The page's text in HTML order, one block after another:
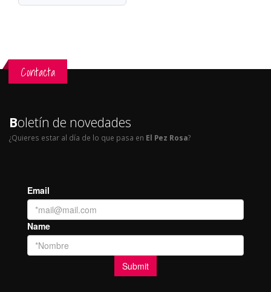
Contacta
Boletín de novedades
¿Quieres estar al día de lo que pasa en El Pez Rosa?